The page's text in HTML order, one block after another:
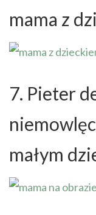
mama z
7. Pieter
małym